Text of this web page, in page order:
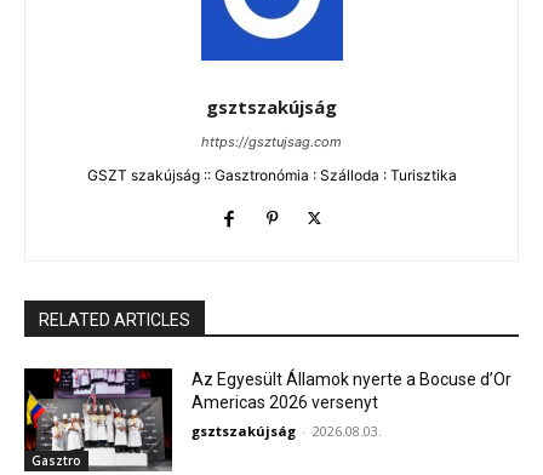
gsztszakújság
https://gsztujsag.com
GSZT szakújság :: Gasztronómia : Szálloda : Turisztika
RELATED ARTICLES
Gasztro
Az Egyesült Államok nyerte a Bocuse d’Or
Americas 2026 versenyt
gsztszakújság - 2026.08.03.